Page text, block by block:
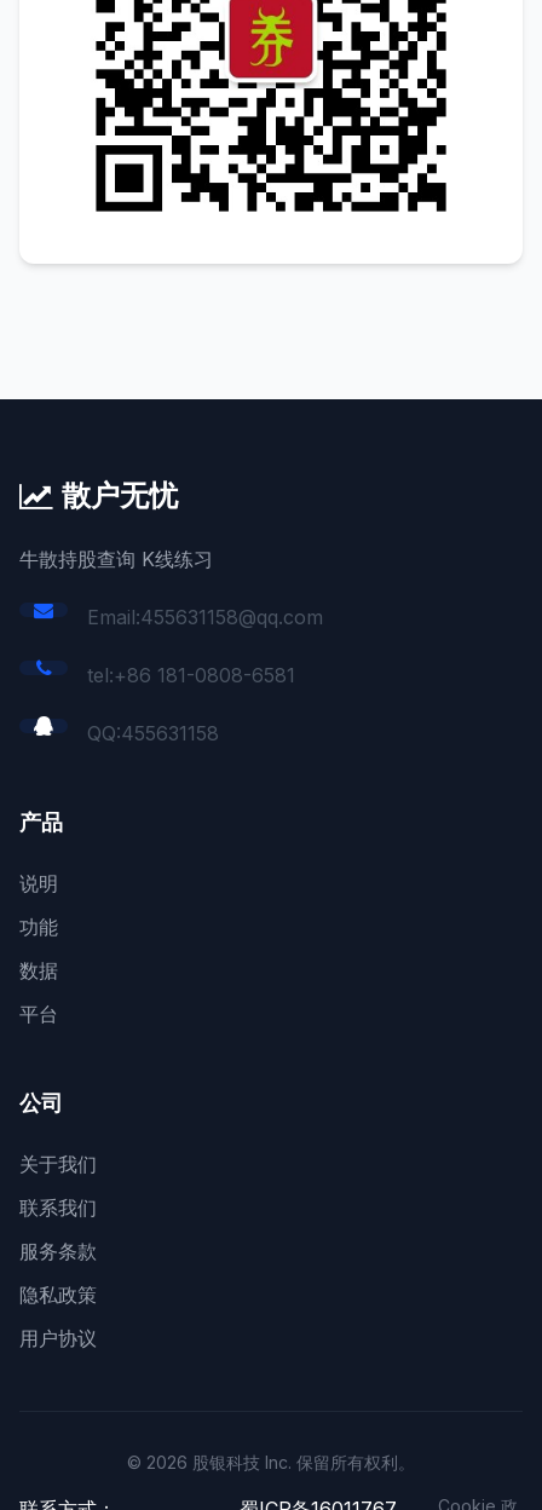
散户无忧
牛散持股查询 K线练习
Email:455631158@qq.com
tel:+86 181-0808-6581
QQ:455631158
产品
说明
功能
数据
平台
公司
关于我们
联系我们
服务条款
隐私政策
用户协议
© 2026 股银科技 Inc. 保留所有权利。
Cookie 政